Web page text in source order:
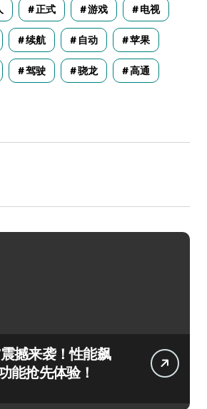
正式 游戏 电视
续航 自动 苹果
驾驶 骁龙 高通
撼来袭！性能飙
能抢先体验！